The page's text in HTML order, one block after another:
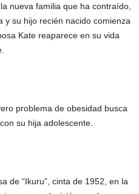
nueva familia que ha contraído,
y su hijo recién nacido comienza
Kate reaparece en su vida
problema de obesidad busca
su hija adolescente.
de “Ikuru”, cinta de 1952, en la